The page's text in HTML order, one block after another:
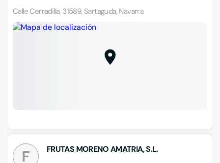
Calle Cerradilla, 31589, Sartaguda, Navarra
F FRUTAS MORENO AMATRIA, S.L.